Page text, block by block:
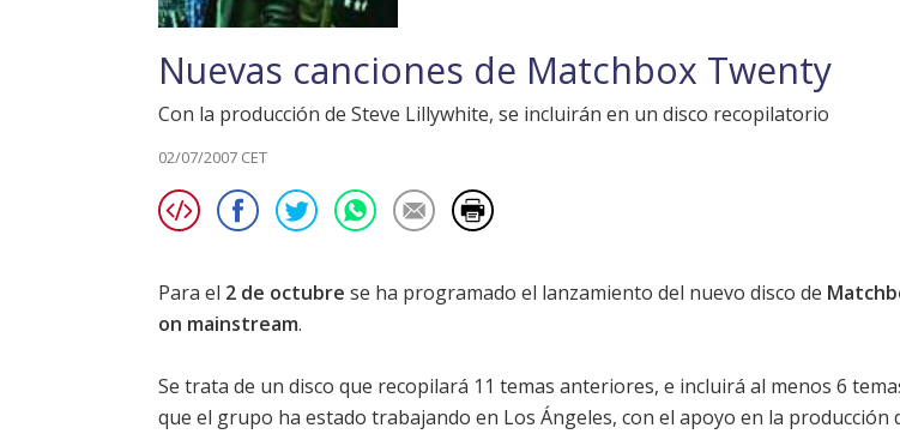
Nuevas canciones de Matchbox Twenty
Con la producción de Steve Lillywhite, se incluirán en un disco recopilatorio
02/07/2007 CET
Para el 2 de octubre se ha programado el lanzamiento del nuevo disco de
on mainstream.
Se trata de un disco que recopilará 11 temas anteriores, e incluirá al menos 6
que el grupo ha estado trabajando en Los Ángeles, con el apoyo en la producción